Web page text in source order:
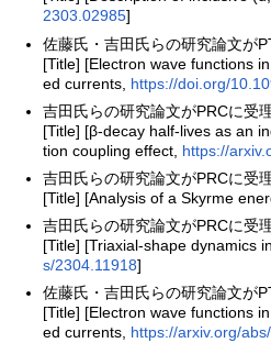
2303.02985]
佐藤氏・吉田氏らの研究論文が
[Title] [Electron wave functions
ed currents, https://doi.org/
吉田氏らの研究論文がPRCに受
[Title] [β-decay half-lives as an
tion coupling effect, https://
吉田氏らの研究論文がPRCに受
[Title] [Analysis of a Skyrme
吉田氏らの研究論文がPRCに受
[Title] [Triaxial-shape dynamics
s/2304.11918]
佐藤氏・吉田氏らの研究論文が
[Title] [Electron wave functions
ed currents, https://arxiv.org/